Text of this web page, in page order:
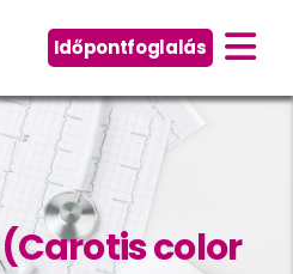
Időpontfoglalás
color